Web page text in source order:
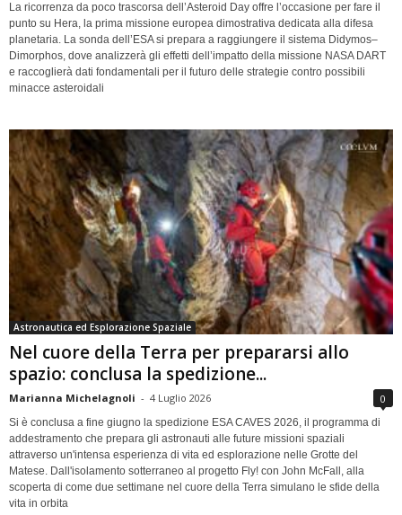
La ricorrenza da poco trascorsa dell’Asteroid Day offre l’occasione per fare il
punto su Hera, la prima missione europea dimostrativa dedicata alla difesa
planetaria. La sonda dell’ESA si prepara a raggiungere il sistema Didymos–
Dimorphos, dove analizzerà gli effetti dell’impatto della missione NASA DART
e raccoglierà dati fondamentali per il futuro delle strategie contro possibili
minacce asteroidali
Astronautica ed Esplorazione Spaziale
Nel cuore della Terra per prepararsi allo
spazio: conclusa la spedizione...
Marianna Michelagnoli - 4 Luglio 2026 0
Si è conclusa a fine giugno la spedizione ESA CAVES 2026, il programma di
addestramento che prepara gli astronauti alle future missioni spaziali
attraverso un'intensa esperienza di vita ed esplorazione nelle Grotte del
Matese. Dall'isolamento sotterraneo al progetto Fly! con John McFall, alla
scoperta di come due settimane nel cuore della Terra simulano le sfide della
vita in orbita